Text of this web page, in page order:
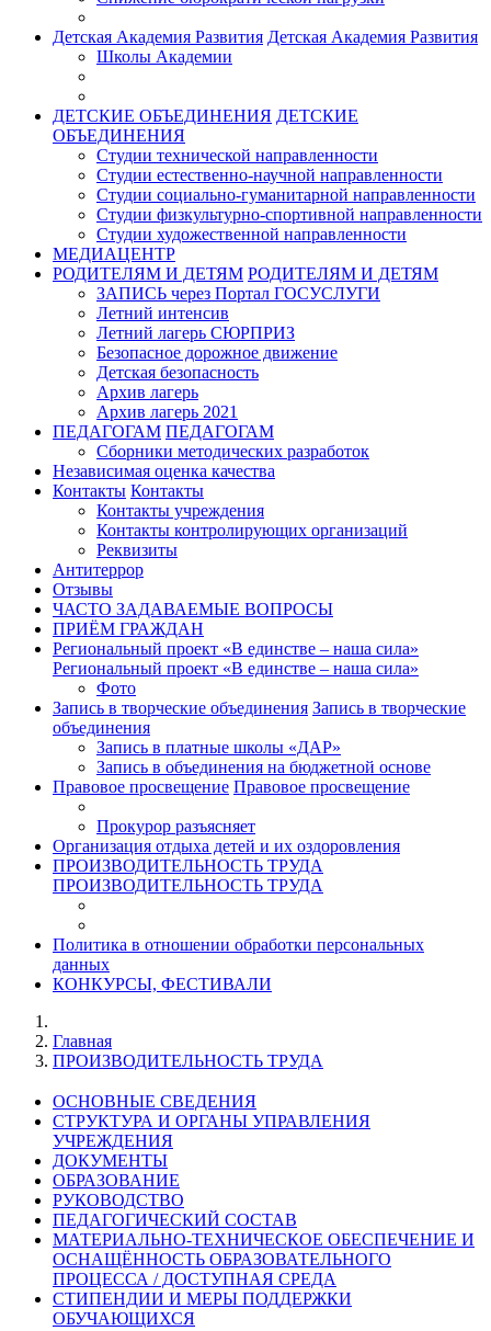
Детская Академия Развития Детская Академия Развития
Школы Академии
ДЕТСКИЕ ОБЪЕДИНЕНИЯ ДЕТСКИЕ
ОБЪЕДИНЕНИЯ
Студии технической направленности
Студии естественно-научной направленности
Студии социально-гуманитарной направленности
Студии физкультурно-спортивной направленности
Студии художественной направленности
МЕДИАЦЕНТР
РОДИТЕЛЯМ И ДЕТЯМ РОДИТЕЛЯМ И ДЕТЯМ
ЗАПИСЬ через Портал ГОСУСЛУГИ
Летний интенсив
Летний лагерь СЮРПРИЗ
Безопасное дорожное движение
Детская безопасность
Архив лагерь
Архив лагерь 2021
ПЕДАГОГАМ ПЕДАГОГАМ
Сборники методических разработок
Независимая оценка качества
Контакты Контакты
Контакты учреждения
Контакты контролирующих организаций
Реквизиты
Антитеррор
Отзывы
ЧАСТО ЗАДАВАЕМЫЕ ВОПРОСЫ
ПРИЁМ ГРАЖДАН
Региональный проект «В единстве – наша сила»
Региональный проект «В единстве – наша сила»
Фото
Запись в творческие объединения Запись в творческие
объединения
Запись в платные школы «ДАР»
Запись в объединения на бюджетной основе
Правовое просвещение Правовое просвещение
Прокурор разъясняет
Организация отдыха детей и их оздоровления
ПРОИЗВОДИТЕЛЬНОСТЬ ТРУДА
ПРОИЗВОДИТЕЛЬНОСТЬ ТРУДА
Политика в отношении обработки персональных
данных
КОНКУРСЫ, ФЕСТИВАЛИ
Главная
ПРОИЗВОДИТЕЛЬНОСТЬ ТРУДА
ОСНОВНЫЕ СВЕДЕНИЯ
СТРУКТУРА И ОРГАНЫ УПРАВЛЕНИЯ
УЧРЕЖДЕНИЯ
ДОКУМЕНТЫ
ОБРАЗОВАНИЕ
РУКОВОДСТВО
ПЕДАГОГИЧЕСКИЙ СОСТАВ
МАТЕРИАЛЬНО-ТЕХНИЧЕСКОЕ ОБЕСПЕЧЕНИЕ И
ОСНАЩЁННОСТЬ ОБРАЗОВАТЕЛЬНОГО
ПРОЦЕССА / ДОСТУПНАЯ СРЕДА
СТИПЕНДИИ И МЕРЫ ПОДДЕРЖКИ
ОБУЧАЮЩИХСЯ